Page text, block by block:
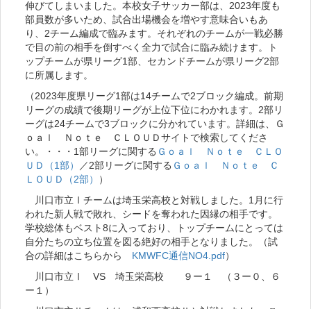
伸びてしまいました。本校女子サッカー部は、2023年度も
部員数が多いため、試合出場機会を増やす意味合いもあ
り、2チーム編成で臨みます。それぞれのチームが一戦必勝
で目の前の相手を倒すべく全力で試合に臨み続けます。ト
ップチームが県リーグ1部、セカンドチームが県リーグ2部
に所属します。
（2023年度県リーグ1部は14チームで2ブロック編成。前期
リーグの成績で後期リーグが上位下位にわかれます。2部リ
ーグは24チームで3ブロックに分かれています。詳細は、Ｇ
ｏａｌ Ｎｏｔｅ ＣＬＯＵＤサイトで検索してくださ
い。・・・1部リーグに関する Ｇｏａｌ Ｎｏｔｅ ＣＬＯ
ＵＤ（1部）
／2部リーグに関する Ｇｏａｌ Ｎｏｔｅ Ｃ
ＬＯＵＤ（2部）
）
川口市立Ⅰチームは埼玉栄高校と対戦しました。1月に行
われた新人戦で敗れ、シードを奪われた因縁の相手です。
学校総体もベスト8に入っており、トップチームにとっては
自分たちの立ち位置を図る絶好の相手となりました。（試
合の詳細はこちらから KMWFC通信NO4.pdf）
川口市立Ⅰ VS 埼玉栄高校 ９ー１ （３ー０、６
ー１）